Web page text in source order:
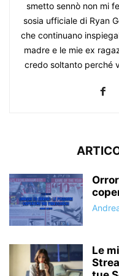
smetto sennò non mi
sosia ufficiale di Ryan
che continuano
madre e le mie ex
credo soltanto perché
Le